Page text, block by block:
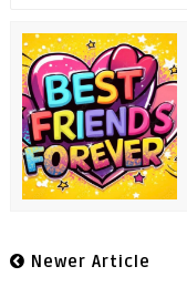
Newer Article